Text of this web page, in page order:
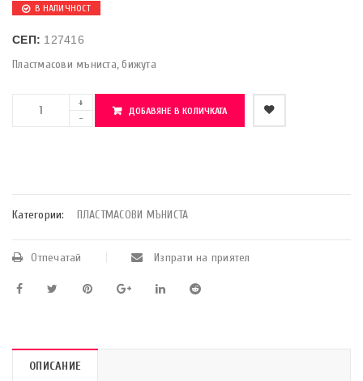
В НАЛИЧНОСТ
СЕП: 127416
Пластмасови мъниста, бижута
ДОБАВЯНЕ В КОЛИЧКАТА
Категории: ПЛАСТМАСОВИ МЪНИСТА
Отпечатай Изпрати на приятел
ОПИСАНИЕ